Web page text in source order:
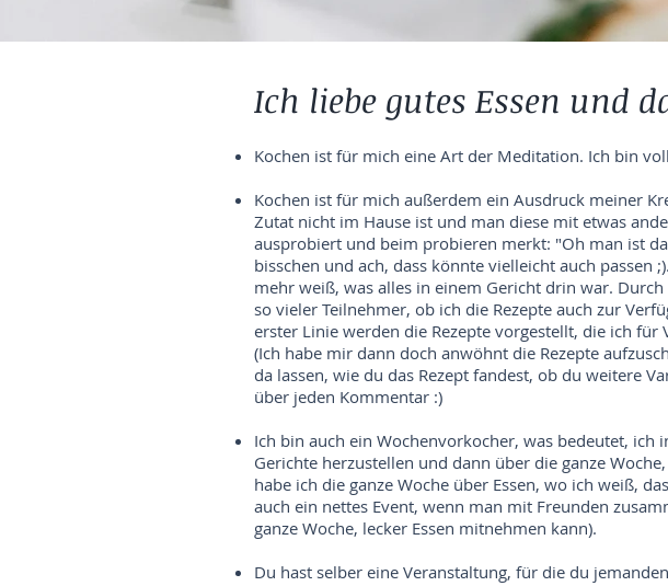
Ich liebe gutes Essen und
Kochen ist für mich eine Art der Meditation. Ich bin
Kochen ist für mich außerdem ein Ausdruck meiner
Zutat nicht im Hause ist und man diese mit etwas
ausprobiert und beim probieren merkt: "Oh man ist
bisschen und ach, dass könnte vielleicht auch passen
mehr weiß, was alles in einem Gericht drin war.
so vieler Teilnehmer, ob ich die Rezepte auch zur
erster Linie werden die Rezepte vorgestellt, die ich
(Ich habe mir dann doch anwöhnt die Rezepte
da lassen, wie du das Rezept fandest, ob du weitere
über jeden Kommentar :)
Ich bin auch ein Wochenvorkocher, was bedeutet, ich
Gerichte herzustellen und dann über die ganze
habe ich die ganze Woche über Essen, wo ich weiß,
auch ein nettes Event, wenn man mit Freunden
ganze Woche, lecker Essen mitnehmen kann).
Du hast selber eine Veranstaltung, für die du